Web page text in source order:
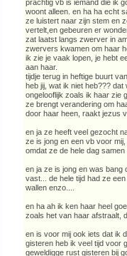
prachtig vb is iemand die ik
woont alleen. en ha ha echt
ze luistert naar zijn stem en
vertelt,en gebeuren er
zat laatst langs zwerver in
zwervers kwamen om haar
ik zie je vaak lopen, je hebt
aan haar.
tijdje terug in heftige buurt
heb jij, wat ik niet heb???
ongelooflijk zoals ik haar zie
ze brengt verandering om
door haar heen, raakt jezus
en ja ze heeft veel gezocht
ze is jong en een vb voor
omdat ze de hele dag
en ja ze is jong en was bang
vast... de hele tijd had ze
wallen enzo....
en ha ah ik ken haar heel
zoals het van haar afstraalt,
en is voor mij ook iets dat ik
gisteren heb ik veel tijd voor
geweldigge rust gisteren bij